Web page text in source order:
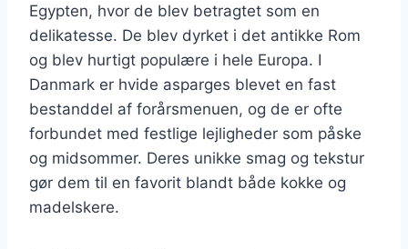
Egypten, hvor de blev betragtet som en
delikatesse. De blev dyrket i det antikke Rom
og blev hurtigt populære i hele Europa. I
Danmark er hvide asparges blevet en fast
bestanddel af forårsmenuen, og de er ofte
forbundet med festlige lejligheder som påske
og midsommer. Deres unikke smag og tekstur
gør dem til en favorit blandt både kokke og
madelskere.